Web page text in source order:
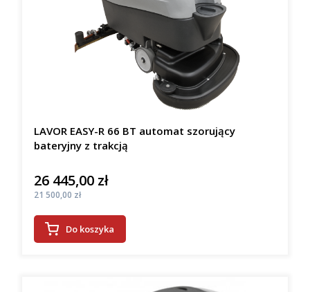
LAVOR EASY-R 66 BT automat szorujący
bateryjny z trakcją
Cena
26 445,00 zł
Cena
21 500,00 zł
Do koszyka